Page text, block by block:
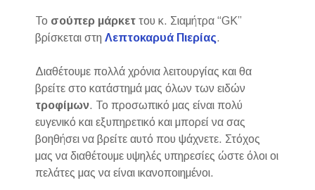
Το σούπερ μάρκετ του κ. Σιαμήτρα “GK”
βρίσκεται στηΛεπτοκαρυά Πιερίας.
Διαθέτουμε πολλά χρόνια λειτουργίας και θα
βρείτε στο κατάστημά μας όλων των ειδών
τροφίμων. Το προσωπικό μας είναι πολύ
ευγενικό και εξυπηρετικό και μπορεί να σας
βοηθήσει να βρείτε αυτό που ψάχνετε. Στόχος
μας να διαθέτουμε υψηλές υπηρεσίες ώστε όλοι οι
πελάτες μας να είναι ικανοποιημένοι.